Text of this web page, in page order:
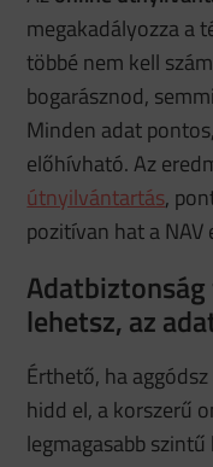
megakadályozza a
többé nem kell
bogarásznod,
Minden adat
előhívható. Az
útnyilvántartás,
pozitívan hat a NAV
lehetsz, az
Érthető, ha
hidd el, a korszerű
legmagasabb